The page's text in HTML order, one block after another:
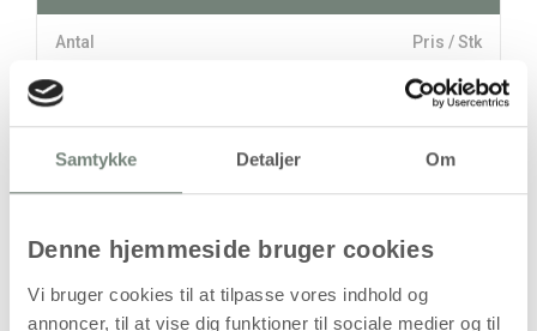
Samtykke Detaljer Om
Denne hjemmeside bruger cookies
Vi bruger cookies til at tilpasse vores indhold og
annoncer, til at vise dig funktioner til sociale medier og til
Antal Pris / Stk
1 stk 44,94 kr.
(35,95kr.ekskl. moms)